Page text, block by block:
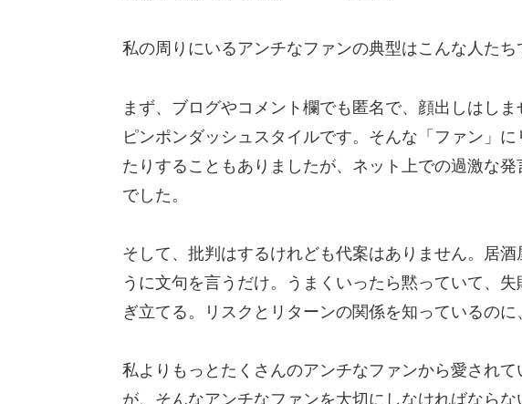
私の周りにいるアンチなファンの典型はこんな人たち
まず、ブログやコメント欄でも匿名で、顔出しはし
ピンポンダッシュスタイルです。そんな「ファン」
たりすることもありましたが、ネット上での過激な
でした。
そして、批判はするけれども代案はありません。居
うに文句を言うだけ。うまくいったら黙っていて、
ぎ立てる。リスクとリターンの関係を知っているのに
私よりもっとたくさんのアンチなファンから愛され
が、そんなアンチなファンを大切にしなければならな